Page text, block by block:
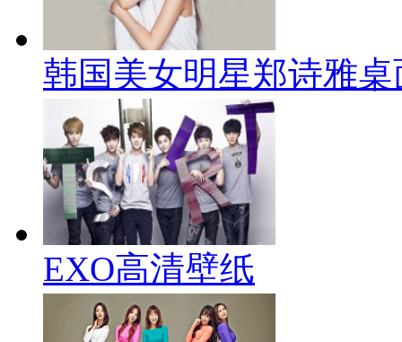
韩国美女明星郑诗雅
EXO高清壁纸